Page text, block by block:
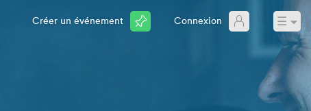
Créer un événement Connexion ☰